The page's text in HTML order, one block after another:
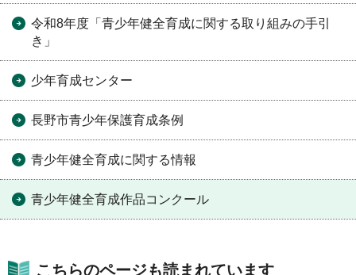
令和8年度「青少年健全育成に関する取り組みの手引
き」
少年育成センター
長野市青少年保護育成条例
青少年健全育成に関する情報
青少年健全育成作品コンクール
こちらのページも読まれています